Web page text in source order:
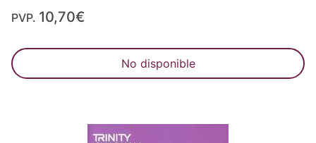
PVP. 10,70€
No disponible